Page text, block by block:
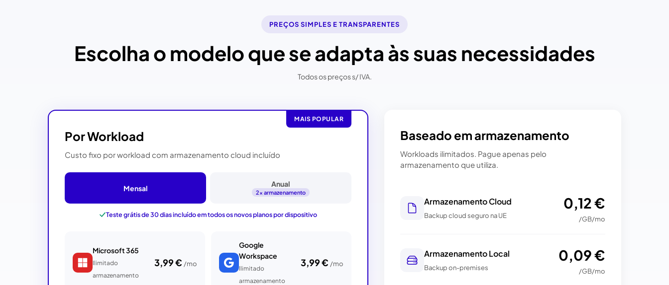
PREÇOS SIMPLES E TRANSPARENTES
Escolha o modelo que se adapta às suas necessidades
Todos os preços s/ IVA.
MAIS POPULAR
Por Workload
Custo fixo por workload com armazenamento cloud incluído
Mensal Anual
2x armazenamento
Teste grátis de 30 dias incluído em todos os novos planos por dispositivo
Microsoft 365
Ilimitado
armazenamento
3,99 € /mo
Google
Workspace
Ilimitado
armazenamento
3,99 € /mo
Baseado em armazenamento
Workloads ilimitados. Pague apenas pelo
armazenamento que utiliza.
Armazenamento Cloud
Backup cloud seguro na UE
0,12 €
/GB/mo
Armazenamento Local
Backup on-premises
0,09 €
/GB/mo